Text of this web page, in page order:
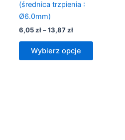
(średnica trzpienia :
Ø6.0mm)
6,05zł – 13,87zł
Wybierz opcje